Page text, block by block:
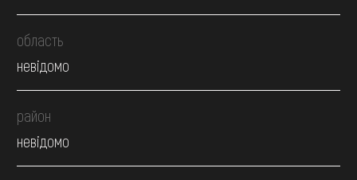
область
невідомо
район
невідомо